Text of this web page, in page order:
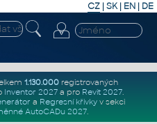
CZ | SK| EN | DE
1.130.000registrovaných
Inventor 2027a pro Revit 2027.
a Regresní křivkyv sekci
AutoCADu 2027.